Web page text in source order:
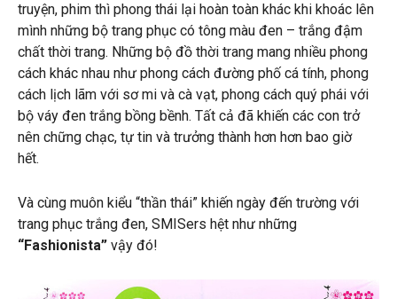
truyện, phim thì phong thái lại hoàn toàn khác khi khoác lên
mình những bộ trang phục có tông màu đen – trắng đậm
chất thời trang. Những bộ đồ thời trang mang nhiều phong
cách khác nhau như phong cách đường phố cá tính, phong
cách lịch lãm với sơ mi và cà vạt, phong cách quý phái với
bộ váy đen trắng bồng bềnh. Tất cả đã khiến các con trở
nên chững chạc, tự tin và trưởng thành hơn hơn bao giờ
hết.
Và cùng muôn kiểu “thần thái” khiến ngày đến trường với
trang phục trắng đen, SMISers hệt như những
“Fashionista” vậy đó!